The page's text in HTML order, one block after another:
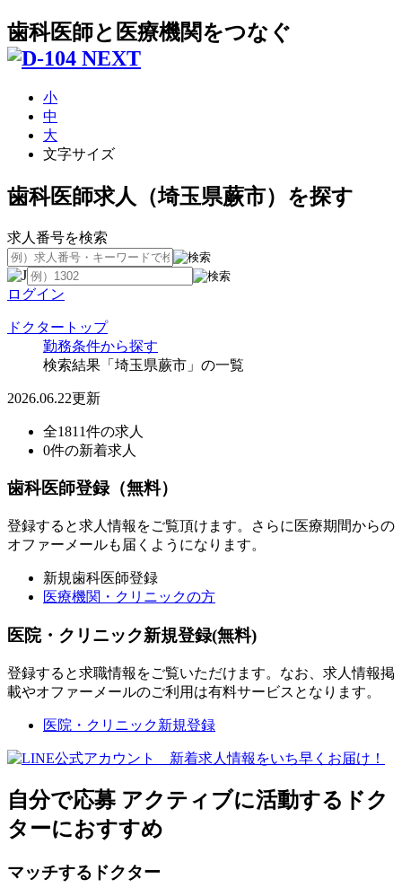
歯科医師と医療機関をつなぐ
小
中
大
文字サイズ
歯科医師求人（埼玉県蕨市）を探す
求人番号を検索
ログイン
ドクタートップ
勤務条件から探す
検索結果「埼玉県蕨市」の一覧
2026.06.22更新
全1811件の求人
0件の新着求人
歯科医師登録（無料）
登録すると求人情報をご覧頂けます。さらに医療期間からの
オファーメールも届くようになります。
新規歯科医師登録
医療機関・クリニックの方
医院・クリニック新規登録(無料)
登録すると求職情報をご覧いただけます。なお、求人情報掲
載やオファーメールのご利用は有料サービスとなります。
医院・クリニック新規登録
自分で応募 アクティブに活動するドク
ターにおすすめ
マッチするドクター